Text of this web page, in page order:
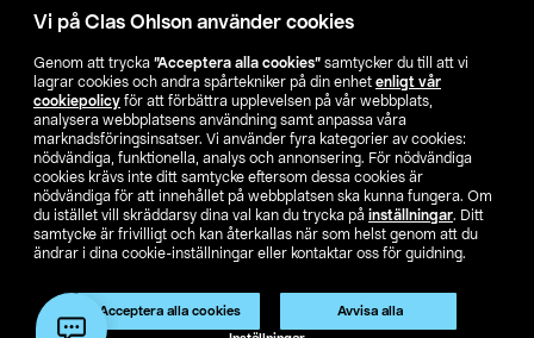
Vi på Clas Ohlson använder cookies
Genom att trycka ”Acceptera alla cookies” samtycker du till att vi
lagrar cookies och andra spårtekniker på din enhet enligt vår
cookiepolicy för att förbättra upplevelsen på vår webbplats,
analysera webbplatsens användning samt anpassa våra
marknadsföringsinsatser. Vi använder fyra kategorier av cookies:
nödvändiga, funktionella, analys och annonsering. För nödvändiga
cookies krävs inte ditt samtycke eftersom dessa cookies är
nödvändiga för att innehållet på webbplatsen ska kunna fungera. Om
du istället vill skräddarsy dina val kan du trycka på inställningar. Ditt
samtycke är frivilligt och kan återkallas när som helst genom att du
ändrar i dina cookie-inställningar eller kontaktar oss för guidning.
Acceptera alla cookies Avvisa alla
Aktuellt
Våra bolag
Hitta butik
SE NO FI